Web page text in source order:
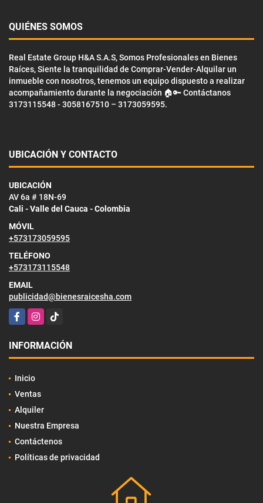
QUIÉNES SOMOS
Real Estate Group H&A S.A.S, Somos Profesionales en Bienes
Raíces, Siente la tranquilidad de Comprar-Vender-Alquilar un
inmueble con nosotros, tenemos un equipo dispuesto a realizar
acompañamiento durante la negociación 🏠🔑 Contáctanos
3173115548 - 3058167510 – 3173059595.
UBICACIÓN Y CONTACTO
UBICACIÓN
AV 6a # 18N-69
Cali - Valle del Cauca - Colombia
MÓVIL
+573173059595
TELÉFONO
+573173115548
EMAIL
publicidad@bienesraicesha.com
FacebookInstagram
TikTok
INFORMACIÓN
Inicio
Ventas
Alquiler
Nuestra Empresa
Contáctenos
Políticas de privacidad